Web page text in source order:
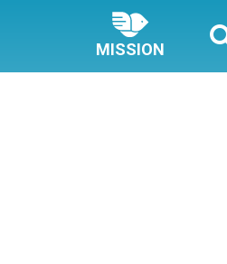
MISSION